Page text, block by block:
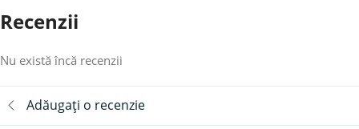
Recenzii
Nu există încă recenzii
Adăugați o recenzie